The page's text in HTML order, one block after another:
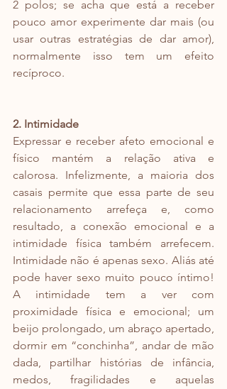
2 polos; se acha que está a receber
pouco amor experimente dar mais (ou
usar outras estratégias de dar amor),
normalmente isso tem um efeito
recíproco.
2. Intimidade
Expressar e receber afeto emocional e
físico mantém a relação ativa e
calorosa. Infelizmente, a maioria dos
casais permite que essa parte de seu
relacionamento arrefeça e, como
resultado, a conexão emocional e a
intimidade física também arrefecem.
Intimidade não é apenas sexo. Aliás até
pode haver sexo muito pouco íntimo!
A intimidade tem a ver com
proximidade física e emocional; um
beijo prolongado, um abraço apertado,
dormir em “conchinha”, andar de mão
dada, partilhar histórias de infância,
medos, fragilidades e aquelas